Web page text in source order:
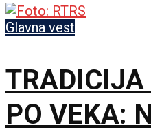
Glavna vest
TRADICIJA
PO VEKA: